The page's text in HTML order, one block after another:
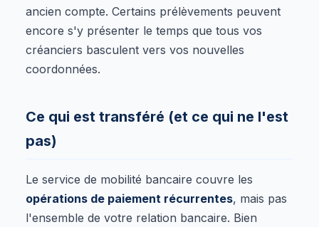
ancien compte. Certains prélèvements peuvent
encore s'y présenter le temps que tous vos
créanciers basculent vers vos nouvelles
coordonnées.
Ce qui est transféré (et ce qui ne l'est
pas)
Le service de mobilité bancaire couvre les
opérations de paiement récurrentes, mais pas
l'ensemble de votre relation bancaire. Bien